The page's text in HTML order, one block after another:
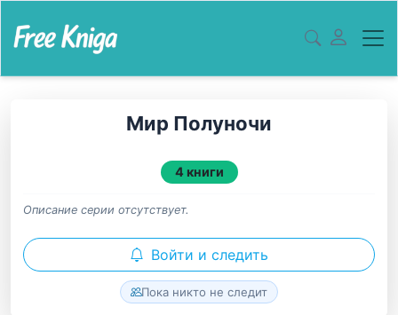
Мир Полуночи
4 книги
Описание серии отсутствует.
Войти и следить
Пока никто не следит